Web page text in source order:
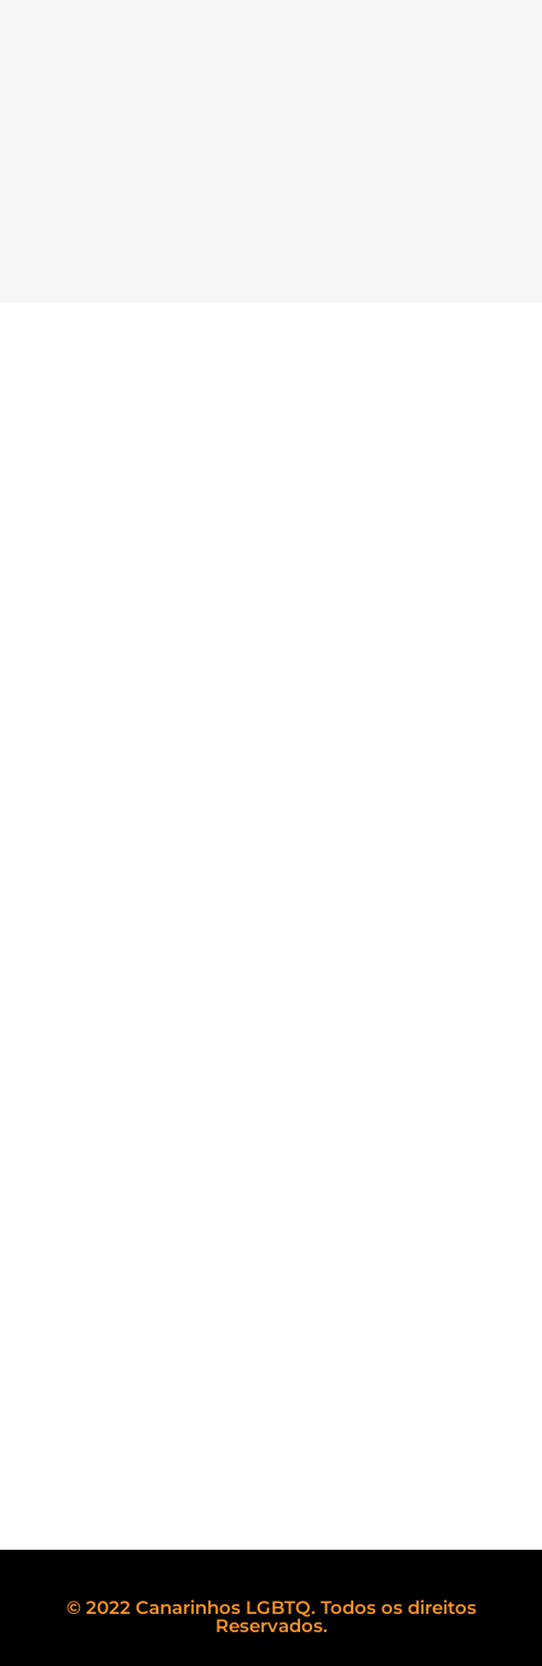
© 2022 Canarinhos LGBTQ. Todos os direitos
Reservados.